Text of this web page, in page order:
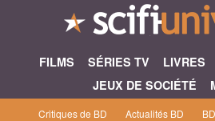
FILMS SÉRIES TV LIVRES
JEUX DE SOCIÉTÉ
Critiques de BD Actualités BD